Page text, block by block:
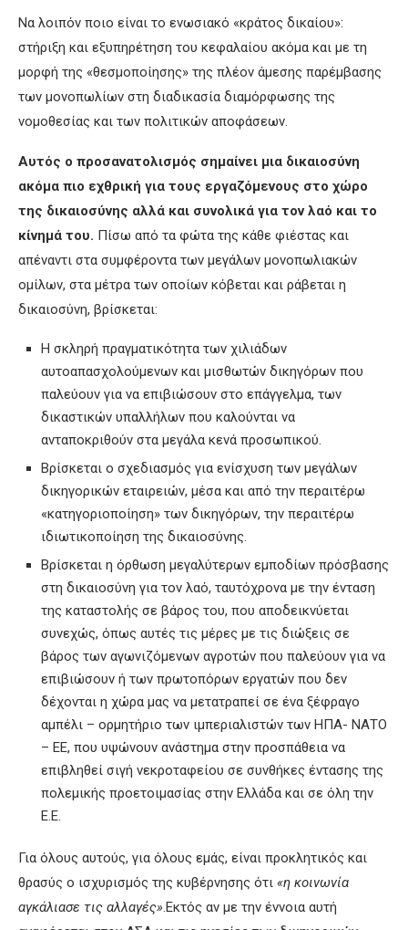
Να λοιπόν ποιο είναι το ενωσιακό «κράτος δικαίου»:
στήριξη και εξυπηρέτηση του κεφαλαίου ακόμα και με τη
μορφή της «θεσμοποίησης» της πλέον άμεσης παρέμβασης
των μονοπωλίων στη διαδικασία διαμόρφωσης της
νομοθεσίας και των πολιτικών αποφάσεων.
Αυτός ο προσανατολισμός σημαίνει μια δικαιοσύνη
ακόμα πιο εχθρική για τους εργαζόμενους στο χώρο
της δικαιοσύνης αλλά και συνολικά για τον λαό και το
κίνημά του. Πίσω από τα φώτα της κάθε φιέστας και
απέναντι στα συμφέροντα των μεγάλων μονοπωλιακών
ομίλων, στα μέτρα των οποίων κόβεται και ράβεται η
δικαιοσύνη, βρίσκεται:
Η σκληρή πραγματικότητα των χιλιάδων
αυτοαπασχολούμενων και μισθωτών δικηγόρων που
παλεύουν για να επιβιώσουν στο επάγγελμα, των
δικαστικών υπαλλήλων που καλούνται να
ανταποκριθούν στα μεγάλα κενά προσωπικού.
Βρίσκεται ο σχεδιασμός για ενίσχυση των μεγάλων
δικηγορικών εταιρειών, μέσα και από την περαιτέρω
«κατηγοριοποίηση» των δικηγόρων, την περαιτέρω
ιδιωτικοποίηση της δικαιοσύνης.
Βρίσκεται η όρθωση μεγαλύτερων εμποδίων πρόσβασης
στη δικαιοσύνη για τον λαό, ταυτόχρονα με την ένταση
της καταστολής σε βάρος του, που αποδεικνύεται
συνεχώς, όπως αυτές τις μέρες με τις διώξεις σε
βάρος των αγωνιζόμενων αγροτών που παλεύουν για να
επιβιώσουν ή των πρωτοπόρων εργατών που δεν
δέχονται η χώρα μας να μετατραπεί σε ένα ξέφραγο
αμπέλι – ορμητήριο των ιμπεριαλιστών των ΗΠΑ- ΝΑΤΟ
– ΕΕ, που υψώνουν ανάστημα στην προσπάθεια να
επιβληθεί σιγή νεκροταφείου σε συνθήκες έντασης της
πολεμικής προετοιμασίας στην Ελλάδα και σε όλη την
Ε.Ε.
Για όλους αυτούς, για όλους εμάς, είναι προκλητικός και
θρασύς ο ισχυρισμός της κυβέρνησης ότι «η κοινωνία
αγκάλιασε τις αλλαγές».Εκτός αν με την έννοια αυτή